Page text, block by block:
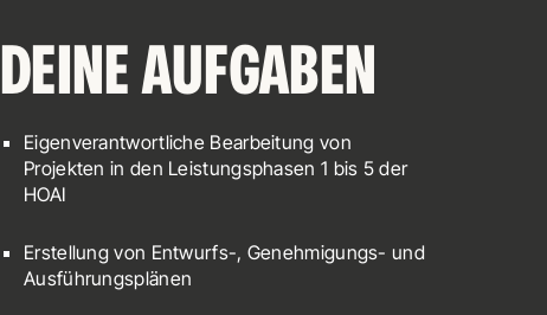
DEINE AUFGABEN
Eigenverantwortliche Bearbeitung von
Projekten in den Leistungsphasen 1 bis 5 der
HOAI
Erstellung von Entwurfs-, Genehmigungs- und
Ausführungsplänen